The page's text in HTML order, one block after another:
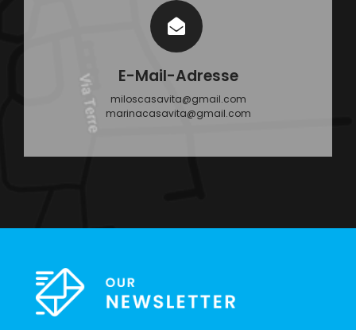
E-Mail-Adresse
miloscasavita@gmail.com
marinacasavita@gmail.com